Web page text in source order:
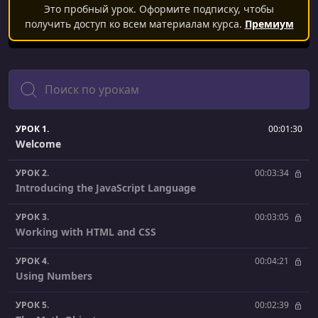
Это пробный урок. Оформите подписку, чтобы
получить доступ ко всем материалам курса. Премиум
Поиск
УРОК 1. 00:01:30
Welcome
УРОК 2. 00:03:34
Introducing the JavaScript Language
УРОК 3. 00:03:05
Working with HTML and CSS
УРОК 4. 00:04:21
Using Numbers
УРОК 5. 00:02:39